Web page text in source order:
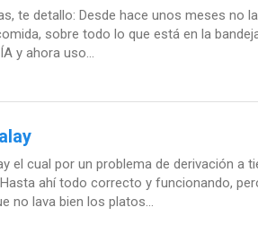
te detallo: Desde hace unos meses no
sobre todo lo que está en la
y ahora uso...
el cual por un problema de derivación a
ahí todo correcto y funcionando,
no lava bien los platos...